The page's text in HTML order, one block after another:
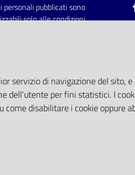
personali pubblicati sono
solo alle condizioni
servizio di navigazione del sito,
dell'utente per fini statistici. I
disabilitare i cookie oppure